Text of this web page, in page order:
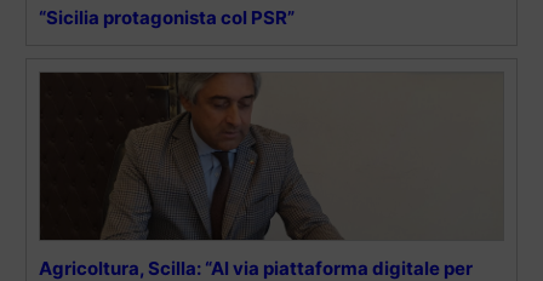
“Sicilia protagonista col PSR”
Agricoltura, Scilla: “Al via piattaforma digitale per